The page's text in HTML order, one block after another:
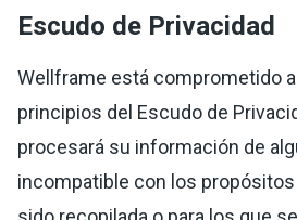
Escudo de Privacidad
Wellframe está comprometido
principios del Escudo de
procesará su información de
incompatible con los propósitos